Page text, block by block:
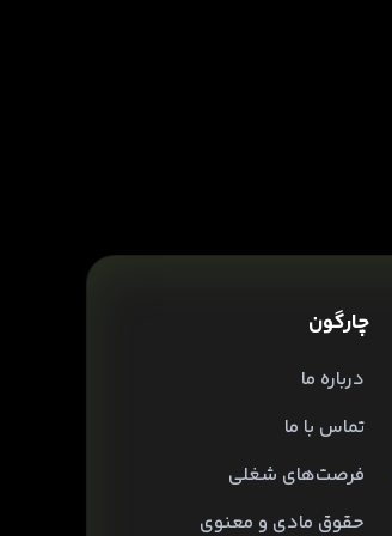
چارگون
درباره ما
تماس با ما
فرصت‌های شغلی
حقوق مادی و معنوی